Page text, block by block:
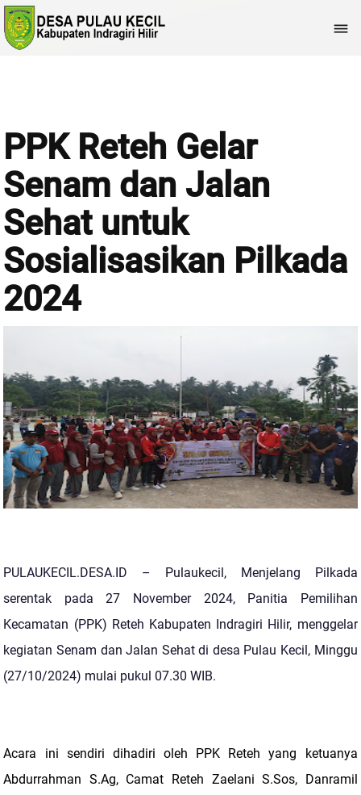

PPK Reteh Gelar
Senam dan Jalan
Sehat untuk
Sosialisasikan Pilkada
2024
PULAUKECIL.DESA.ID – Pulaukecil, Menjelang Pilkada
serentak pada 27 November 2024, Panitia Pemilihan
Kecamatan (PPK) Reteh Kabupaten Indragiri Hilir, menggelar
kegiatan Senam dan Jalan Sehat di desa Pulau Kecil, Minggu
(27/10/2024) mulai pukul 07.30 WIB.
Acara ini sendiri dihadiri oleh PPK Reteh yang ketuanya
Abdurrahman S.Ag, Camat Reteh Zaelani S.Sos, Danramil